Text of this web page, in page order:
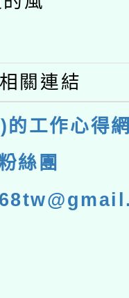
相關連結
工作心得
絲團